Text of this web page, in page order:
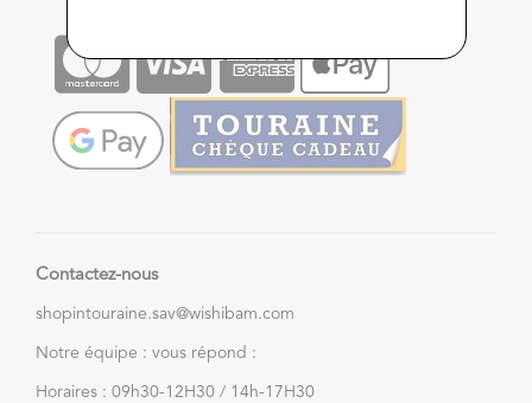
Contactez-nous
shopintouraine.sav@wishibam.com
Notre équipe : vous répond :
Horaires : 09h30-12H30 / 14h-17H30